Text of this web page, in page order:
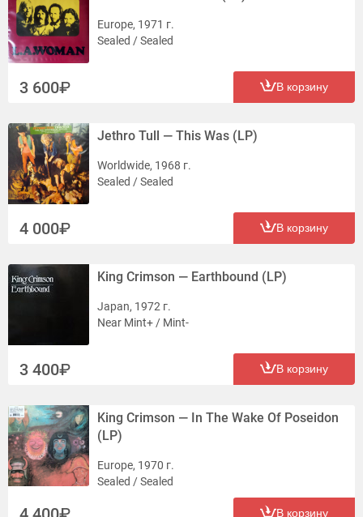
Europe, 1971 г.
Sealed / Sealed
3 600 В корзину
Jethro Tull — This Was (LP)
Worldwide, 1968 г.
Sealed / Sealed
4 000 В корзину
King Crimson — Earthbound (LP)
Japan, 1972 г.
Near Mint+ / Mint-
3 400 В корзину
King Crimson — In The Wake Of Poseidon
(LP)
Europe, 1970 г.
Sealed / Sealed
В корзину